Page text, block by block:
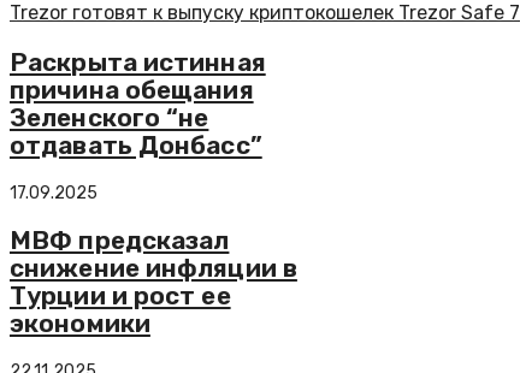
Trezor готовят к выпуску криптокошелек Trezor Safe 7
Раскрыта истинная
причина обещания
Зеленского “не
отдавать Донбасс”
17.09.2025
МВФ предсказал
снижение инфляции в
Турции и рост ее
экономики